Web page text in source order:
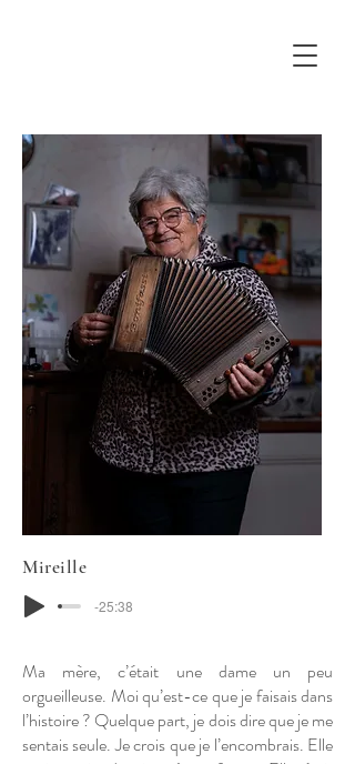
Mireille
-25:38
Ma mère, c’était une dame un peu
orgueilleuse. Moi qu’est-ce que je faisais dans
l’histoire ? Quelque part, je dois dire que je me
sentais seule. Je crois que je l’encombrais. Elle